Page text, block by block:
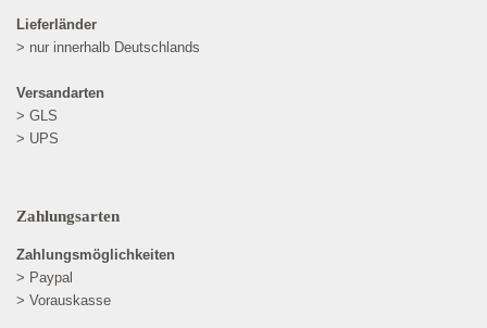
Lieferländer
> nur innerhalb Deutschlands
Versandarten
> GLS
> UPS
Zahlungsarten
Zahlungsmöglichkeiten
> Paypal
> Vorauskasse